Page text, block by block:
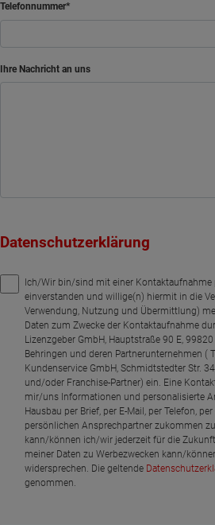
Telefonnummer
Ihre Nachricht an uns
Datenschutzerklärung
Ich/Wir bin/sind mit einer Kontaktaufnahme
einverstanden und willige(n) hiermit in die
Verwendung, Nutzung und Übermittlung)
Daten zum Zwecke der Kontaktaufnahme
Lizenzgeber GmbH, Hauptstraße 90 E,
Behringen und deren Partnerunternehmen (
Kundenservice GmbH, Schmidtstedter Str.
und/oder Franchise-Partner) ein. Eine
mir/uns Informationen und personalisierte
Hausbau per Brief, per E-Mail, per Telefon,
persönlichen Ansprechpartner zukommen
kann/können ich/wir jederzeit für die
meiner Daten zu Werbezwecken kann/
widersprechen. Die geltende
genommen.